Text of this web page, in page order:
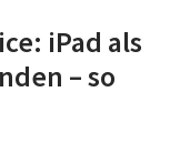
iPad als
– so